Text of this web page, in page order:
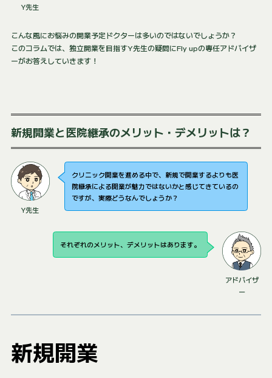
Y先生
こんな風にお悩みの開業予定ドクターは多いのではないでしょうか？
このコラムでは、独立開業を目指すY先生の疑問にFly upの専任アドバイザ
ーがお答えしていきます！
新規開業と医院継承のメリット・デメリットは？
Y先生
クリニック開業を進める中で、新規で開業するよりも医
院継承による開業が魅力ではないかと感じてきているの
ですが、実際どうなんでしょうか？
アドバイザ
ー
それぞれのメリット、デメリットはあります。
新規開業